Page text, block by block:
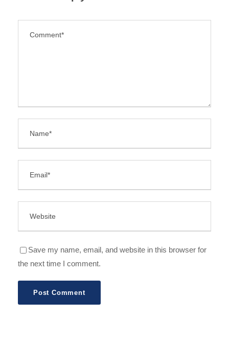
Save my name, email, and website in this browser for
the next time I comment.